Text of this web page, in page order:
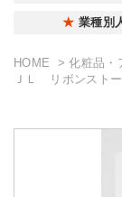
業種別
HOME 化粧品・
ＪＬ リボンスト